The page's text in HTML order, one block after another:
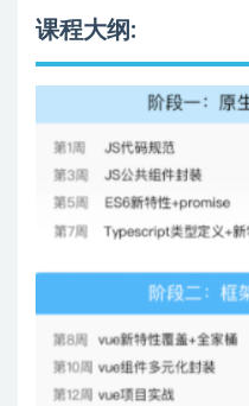
课程大纲: